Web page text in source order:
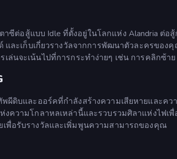
าซีต่อสู้แบบ Idle ที่ตั้งอยู่ในโลกแห่ง Alandria ต่อ
ละเก็บเกี่ยวรางวัลจากการพัฒนาตัวละครของ
ล่นจะเน้นไปที่การกระทำง่ายๆ เช่น การคลิกซ้าย
ผีดิบและออร์คที่กำลังสร้างความเสียหายและคว
ความโกลาหลเหล่านี้และรวบรวมศิลาแห่งไฟเพื่
พื่อรับรางวัลและเพิ่มพูนความสามารถของคุณ